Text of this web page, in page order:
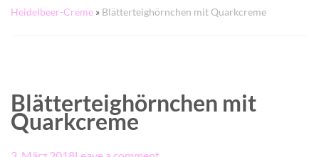
Heidelbeer-Creme » Blätterteighörnchen mit Quarkcreme
Blätterteighörnchen mit
Quarkcreme